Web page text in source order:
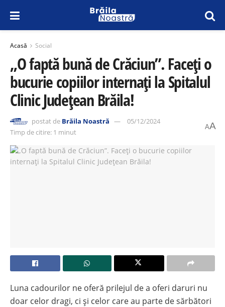
Acasă Social
„O faptă bună de Crăciun”. Faceți o
bucurie copiilor internați la Spitalul
Clinic Județean Brăila!
postat de Brăila Noastră
05/12/2024
Timp de citire: 1 minut
AA
Luna cadourilor ne oferă prilejul de a oferi daruri nu
doar celor dragi, ci și celor care au parte de sărbători